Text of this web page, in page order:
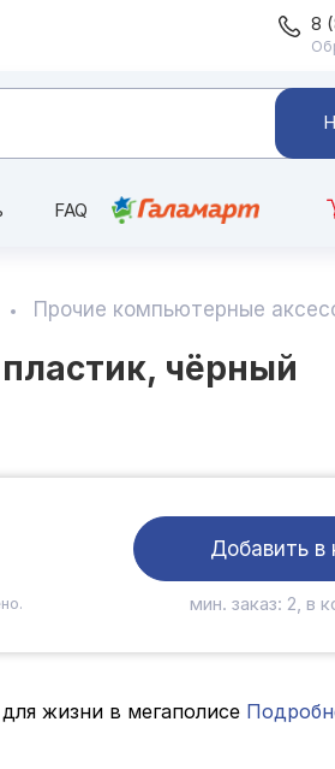
8
FAQ
Прочие компьютерные
чёрный
Добавить в
мин. заказ: 2, в
жизни в мегаполисе